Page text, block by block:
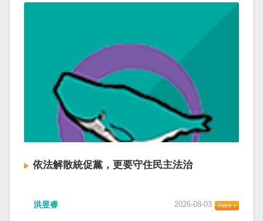
依法解散統促黨，更要守住民主法治
洪昱睿 2026-08-03